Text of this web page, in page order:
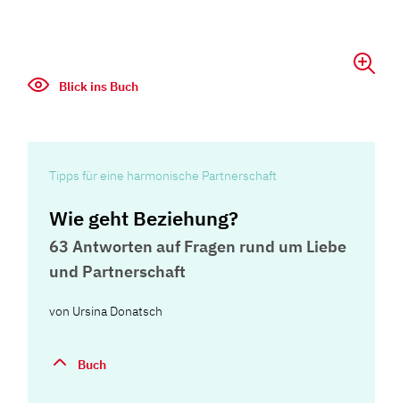
Blick ins Buch
Tipps für eine harmonische Partnerschaft
Wie geht Beziehung?
63 Antworten auf Fragen rund um Liebe
und Partnerschaft
von Ursina Donatsch
Buch